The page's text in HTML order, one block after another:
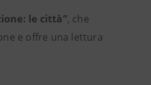
le città”, che
e offre una lettura